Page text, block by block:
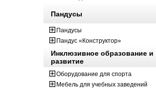
Пандусы
Пандусы
Пандус «Конструктор»
Инклюзивное образование и
развитие
Оборудование для спорта
Мебель для учебных заведений